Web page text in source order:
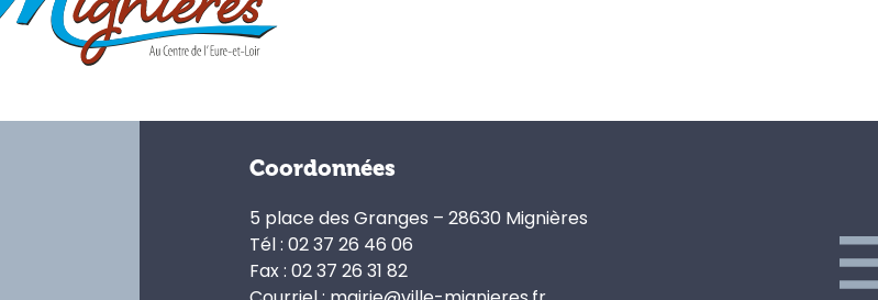
Coordonnées
5 place des Granges – 28630 Mignières
Tél : 02 37 26 46 06
Fax : 02 37 26 31 82